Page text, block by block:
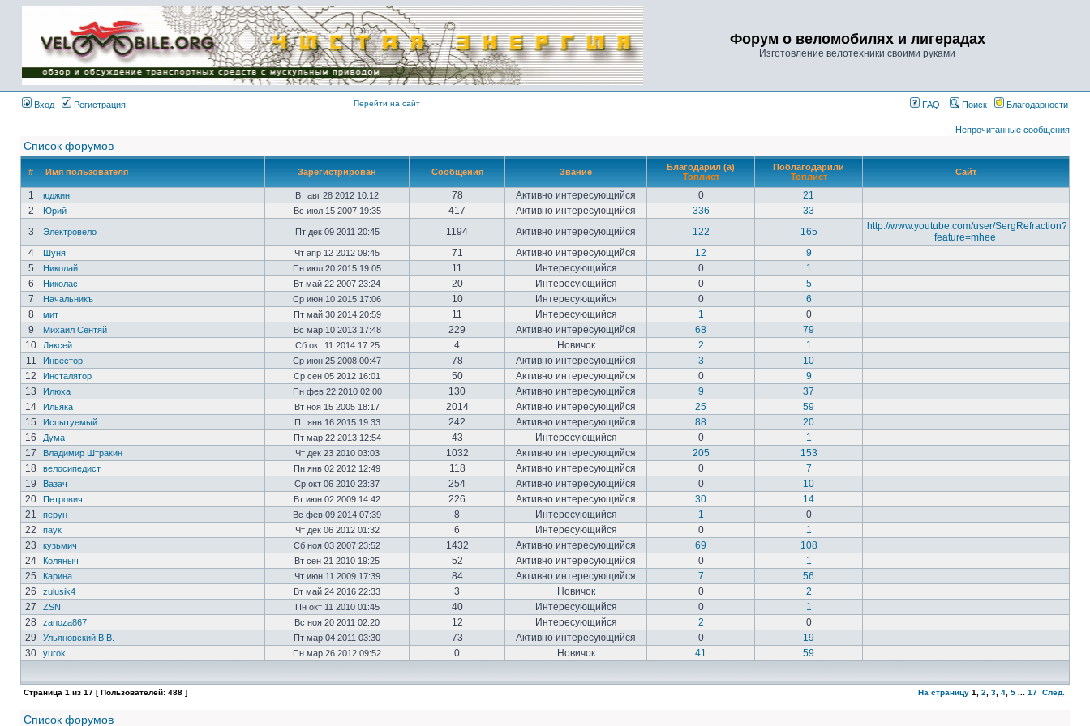
Имя пользователя:
Пароль:
{ LOG_ME_IN_SHORT
}
Форум о веломобилях и лигерадах
Изготовление велотехники своими руками
Вход Регистрация Перейти на сайт FAQ Поиск Благодарности
Непрочитанные сообщения
Список форумов
# Имя пользователя Зарегистрирован Сообщения Звание
Благодарил (а)
Топлист
Поблагодарили
Топлист
Сайт
1 юджин Вт авг 28 2012 10:12 78 Активно интересующийся 0
21
2
Юрий Вс июл 15 2007 19:35 417 Активно интересующийся 336
33
3
Электровело Пт дек 09 2011 20:45 1194 Активно интересующийся 122 165
http://www.youtube.com/user/SergRefraction?
feature=mhee
4
Шуня Чт апр 12 2012 09:45 71 Активно интересующийся 12
9
5
Николай Пн июл 20 2015 19:05 11 Интересующийся 0
1
6
Николас Вт май 22 2007 23:24 20 Интересующийся 0
5
7
Начальникъ Ср июн 10 2015 17:06 10 Интересующийся 0
6
8
мит Пт май 30 2014 20:59 11 Интересующийся 1
0
9
Михаил Сентяй Вс мар 10 2013 17:48 229 Активно интересующийся 68
79
10
Ляксей Сб окт 11 2014 17:25 4 Новичок 2
1
11
Инвестор Ср июн 25 2008 00:47 78 Активно интересующийся 3
10
12
Инсталятор Ср сен 05 2012 16:01 50 Активно интересующийся 0
9
13
Илюха Пн фев 22 2010 02:00 130 Активно интересующийся 9
37
14
Ильяка Вт ноя 15 2005 18:17 2014 Активно интересующийся 25
59
15
Испытуемый Пт янв 16 2015 19:33 242 Активно интересующийся 88
20
16
Дума Пт мар 22 2013 12:54 43 Интересующийся 0
1
17
Владимир Штракин Чт дек 23 2010 03:03 1032 Активно интересующийся 205
153
18
велосипедист Пн янв 02 2012 12:49 118 Активно интересующийся 0
7
19
Вазач Ср окт 06 2010 23:37 254 Активно интересующийся 0
10
20
Петрович Вт июн 02 2009 14:42 226 Активно интересующийся 30
14
21
перун Вс фев 09 2014 07:39 8 Интересующийся 1
0
22
паук Чт дек 06 2012 01:32 6 Интересующийся 0
1
23
кузьмич Сб ноя 03 2007 23:52 1432 Активно интересующийся 69
108
24
Коляныч Вт сен 21 2010 19:25 52 Активно интересующийся 0
1
25
Карина Чт июн 11 2009 17:39 84 Активно интересующийся 7
56
26
zulusik4 Вт май 24 2016 22:33 3 Новичок 0
2
27
ZSN Пн окт 11 2010 01:45 40 Интересующийся 0
1
28
zanoza867 Вс ноя 20 2011 02:20 12 Интересующийся 2
0
29
Ульяновский В.В. Пт мар 04 2011 03:30 73 Активно интересующийся 0
19
30
yurok Пн мар 26 2012 09:52 0 Новичок 41 59
Страница 1 из 17 [ Пользователей: 488 ] На страницу 1 2 3 4 5 17 След.
Список форумов